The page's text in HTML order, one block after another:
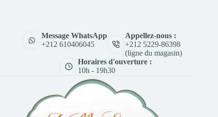
Message WhatsApp
+212 610406045
Appellez-nous :
+212 5229-86398
(ligne du magasin)
Horaires d'ouverture :
10h - 19h30